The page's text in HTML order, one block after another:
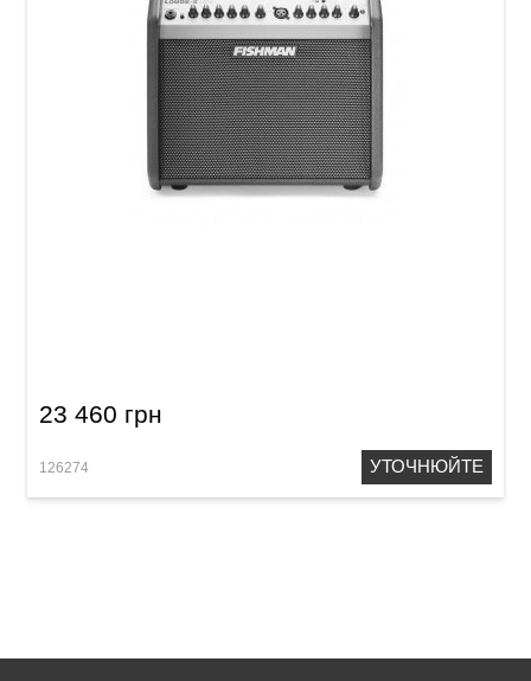
23 460 грн
126274 УТОЧНЮЙТЕ